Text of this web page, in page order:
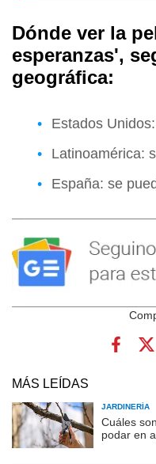
Dónde ver la
esperanzas',
geográfica:
Estados
Latinoamérica:
España: se
MÁS LEÍDAS
JARDINERÍA
Cuáles
podar en